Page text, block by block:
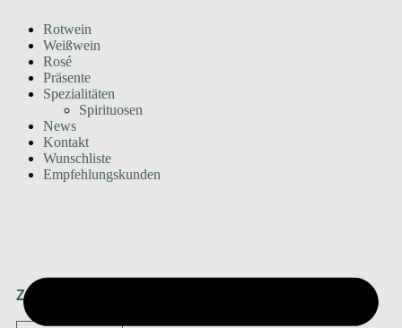
Rotwein
Weißwein
Rosé
Präsente
Spezialitäten
Spirituosen
News
Kontakt
Wunschliste
Empfehlungskunden
Zur Startseite